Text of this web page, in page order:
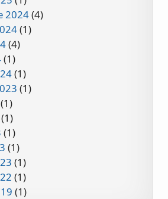
2024(4)
(1)
(4)
(1)
(1)
(1)
(1)
(1)
(1)
(1)
(1)
(1)
(1)